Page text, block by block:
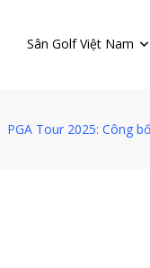
Sân Golf Việt Nam
PGA Tour 2025: Công